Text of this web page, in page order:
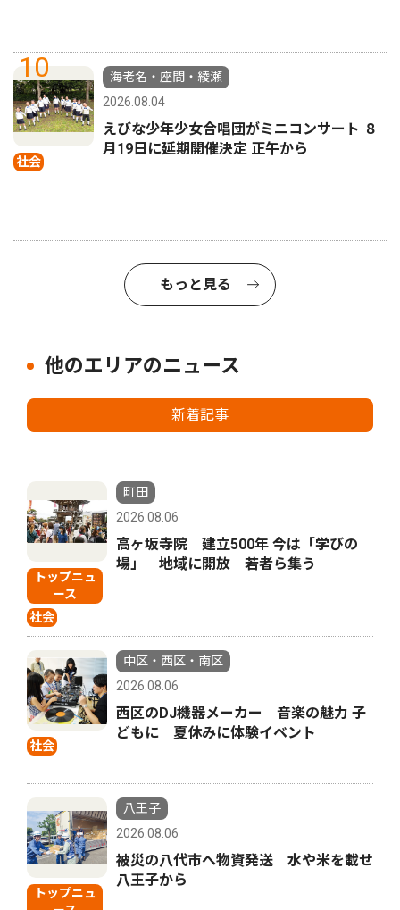
10
社会
海老名・座間・綾瀬
2026.08.04
えびな少年少女合唱団がミニコンサート ８
月19日に延期開催決定 正午から
もっと見る
他のエリアのニュース
新着記事
トップニュ
ース
社会
町田
2026.08.06
高ヶ坂寺院 建立500年 今は「学びの
場」 地域に開放 若者ら集う
社会
中区・西区・南区
2026.08.06
西区のDJ機器メーカー 音楽の魅力 子
どもに 夏休みに体験イベント
トップニュ
八王子
2026.08.06
被災の八代市へ物資発送 水や米を載せ
八王子から